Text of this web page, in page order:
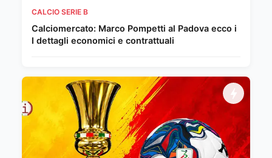
CALCIO SERIE B
Calciomercato: Marco Pompetti al Padova ecco i
I dettagli economici e contrattuali